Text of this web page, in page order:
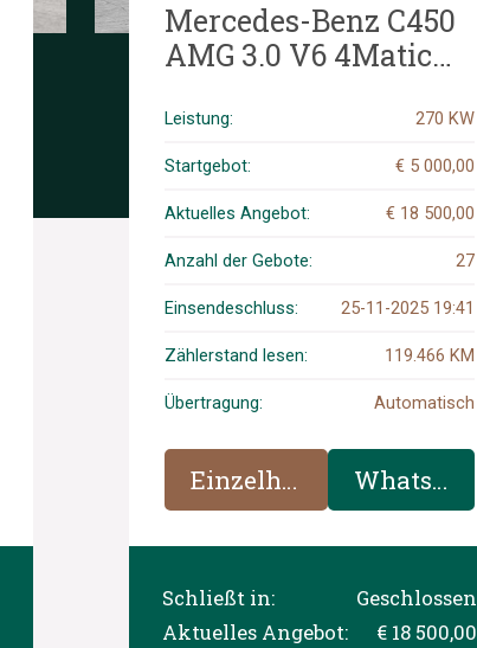
Mercedes-Benz C450
AMG 3.0 V6 4Matic
GBR-81-F
Leistung: 270 KW
Startgebot: € 5 000,00
Aktuelles Angebot: € 18 500,00
Anzahl der Gebote: 27
Einsendeschluss: 25-11-2025 19:41
Zählerstand lesen: 119.466 KM
Übertragung: Automatisch
Einzelheiten WhatsApp
Schließt in:
Geschlossen
Aktuelles Angebot:
€ 18 500,00